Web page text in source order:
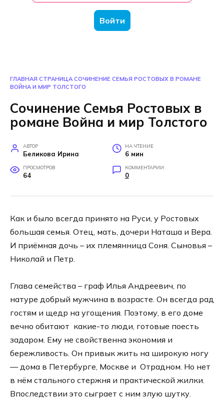
Войти
ГЛАВНАЯ СТРАНИЦА СОЧИНЕНИЕ СЕМЬЯ РОСТОВЫХ В РОМАНЕ
ВОЙНА И МИР ТОЛСТОГО
Сочинение Семья Ростовых в
романе Война и мир Толстого
АВТОР
Беликова Ирина
НА ЧТЕНИЕ
6 мин
ПРОСМОТРОВ
64
КОММЕНТАРИИ
0
Как и было всегда принято на Руси, у Ростовых
большая семья. Отец, мать, дочери Наташа и Вера.
И приёмная дочь – их племянница Соня. Сыновья –
Николай и Петр.
Глава семейства – граф Илья Андреевич, по
натуре добрый мужчина в возрасте. Он всегда рад
гостям и щедр на угощения. Поэтому, в его доме
вечно обитают какие-то люди, готовые поесть
задаром. Ему не свойственна экономия и
бережливость. Он привык жить на широкую ногу
— дома в Петербурге, Москве и Отрадном. Но нет
в нём стального стержня и практической жилки.
Впоследствии это сыграет с ним злую шутку.